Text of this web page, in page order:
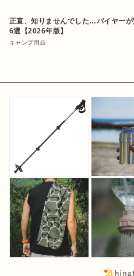
正直、知りませんでした…バイヤーが
6選【2026年版】
キャンプ用品